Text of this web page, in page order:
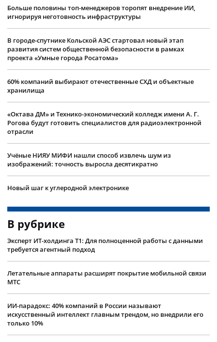
Больше половины топ-менеджеров торопят внедрение ИИ,
игнорируя неготовность инфраструктуры
В городе-спутнике Кольской АЭС стартовал новый этап
развития систем общественной безопасности в рамках
проекта «Умные города Росатома»
60% компаний выбирают отечественные СХД и объектные
хранилища
«Октава ДМ» и Технико-экономический колледж имени А. Г.
Рогова будут готовить специалистов для радиоэлектронной
отрасли
Учëные НИЯУ МИФИ нашли способ извлечь шум из
изображений: точность выросла десятикратно
Новый шаг к углеродной электронике
В рубрике
Эксперт ИТ-холдинга Т1: Для полноценной работы с данными
требуется агентный подход
Летательные аппараты расширят покрытие мобильной связи
МТС
ИИ-парадокс: 40% компаний в России называют
искусственный интеллект главным трендом, но внедрили его
только 10%